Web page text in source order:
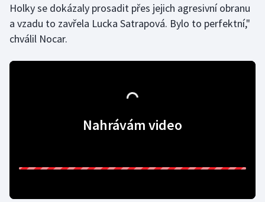
Plavání
Plážový volejbal
Rychlostní kanoistika
Holky se dokázaly prosadit přes jejich agresivní obranu
a vzadu to zavřela Lucka Satrapová. Bylo to perfektní,"
chválil Nocar.
Nahrávám video